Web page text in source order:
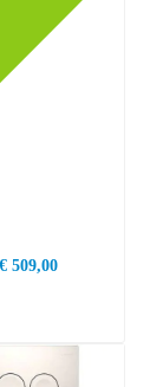
€ 509,00